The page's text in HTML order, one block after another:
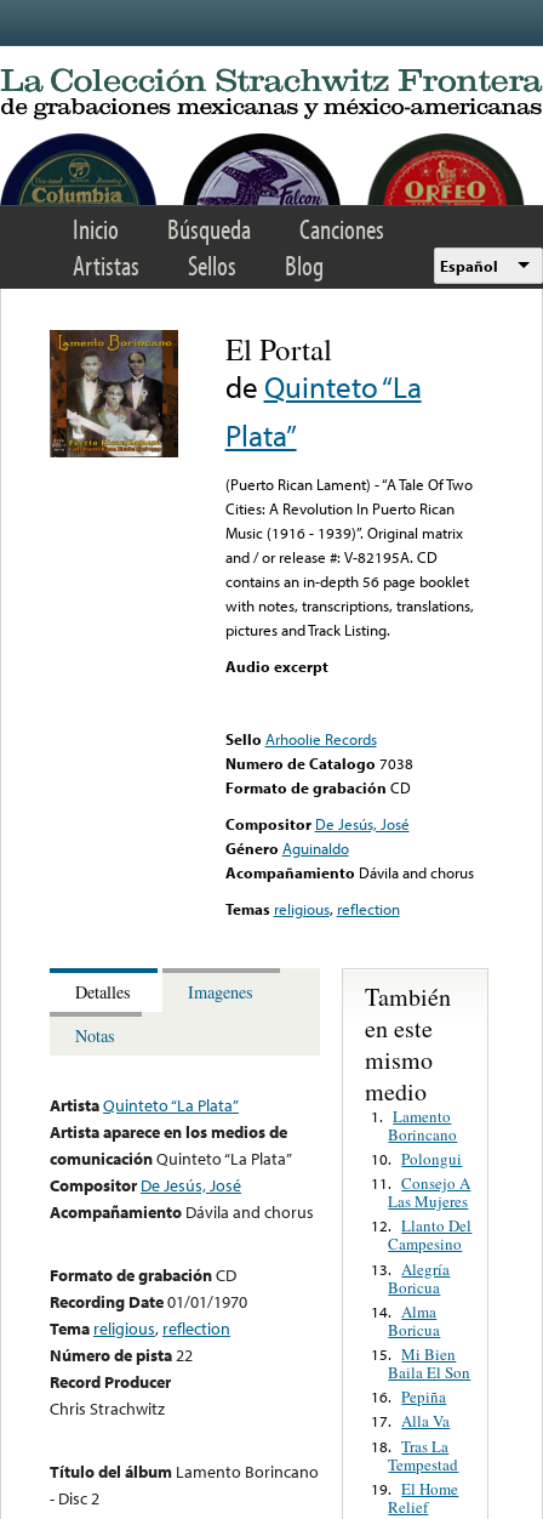
Inicio Búsqueda
Canciones
Artistas
Sellos Blog Español
El Portal
de Quinteto “La
Plata”
(Puerto Rican Lament) - “A Tale Of Two
Cities: A Revolution In Puerto Rican
Music (1916 - 1939)”. Original matrix
and / or release #: V-82195A. CD
contains an in-depth 56 page booklet
with notes, transcriptions, translations,
pictures and Track Listing.
Audio excerpt
Sello Arhoolie Records
Numero de Catalogo 7038
Formato de grabación CD
Compositor De Jesús, José
Género Aguinaldo
Acompañamiento Dávila and chorus
Temas religious, reflection
Detalles
Imagenes
Notas
ArtistaQuinteto “La Plata”
Artista aparece en los medios de
comunicaciónQuinteto “La Plata”
Compositor De Jesús, José
Acompañamiento Dávila and chorus
Formato de grabaciónCD
Recording Date01/01/1970
Tema religious, reflection
Número de pista22
Record Producer
Chris Strachwitz
Título del álbum Lamento Borincano
- Disc 2
También
en este
mismo
medio
1. Lamento
Borincano
10. Polongui
11. Consejo A
Las Mujeres
12. Llanto Del
Campesino
13. Alegría
Boricua
14. Alma
Boricua
15. Mi Bien
Baila El Son
16. Pepiña
17. Alla Va
18. Tras La
Tempestad
19. El Home
Relief